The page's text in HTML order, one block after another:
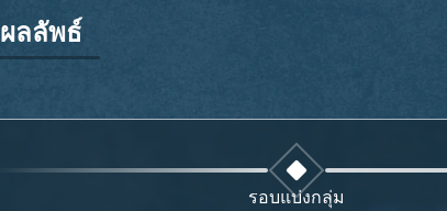
ผลลัพธ์
รอบแบ่งกลุ่ม